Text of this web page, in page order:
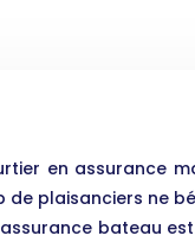
en assurance
plaisanciers ne
bateau